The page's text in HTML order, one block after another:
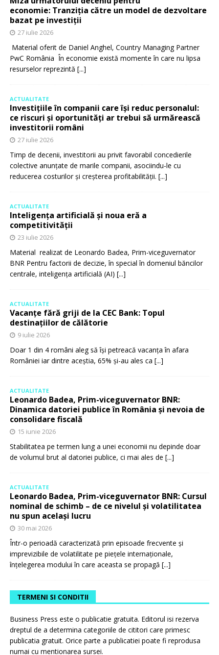
economie: Tranziția către un model de dezvoltare
bazat pe investiții
27 iulie 2026
Material oferit de Daniel Anghel, Country Managing Partner
PwC România În economie există momente în care nu lipsa
resurselor reprezintă [...]
ACTUALITATE
Investițiile în companii care își reduc personalul:
ce riscuri și oportunități ar trebui să urmărească
investitorii români
27 iulie 2026
Timp de decenii, investitorii au privit favorabil concedierile
colective anunțate de marile companii, asociindu-le cu
reducerea costurilor și creșterea profitabilității. [...]
ACTUALITATE
Inteligența artificială și noua eră a
competitivității
23 iulie 2026
Material realizat de Leonardo Badea, Prim-viceguvernator
BNR Pentru factorii de decizie, în special în domeniul băncilor
centrale, inteligența artificială (AI) [...]
ACTUALITATE
Vacanțe fără griji de la CEC Bank: Topul
destinațiilor de călătorie
9 iulie 2026
Doar 1 din 4 români aleg să își petreacă vacanța în afara
României iar dintre aceștia, 65% și-au ales ca [...]
ACTUALITATE
Leonardo Badea, Prim-viceguvernator BNR:
Dinamica datoriei publice în România și nevoia de
consolidare fiscală
15 iunie 2026
Stabilitatea pe termen lung a unei economii nu depinde doar
de volumul brut al datoriei publice, ci mai ales de [...]
ACTUALITATE
Leonardo Badea, Prim-viceguvernator BNR: Cursul
nominal de schimb – de ce nivelul și volatilitatea
nu spun același lucru
30 mai 2026
Într-o perioadă caracterizată prin episoade frecvente și
imprevizibile de volatilitate pe piețele internaționale,
înțelegerea modului în care aceasta se propagă [...]
TERMENI SI CONDITII
Business Press este o publicatie gratuita. Editorul isi rezerva
dreptul de a determina categoriile de cititori care primesc
publicatia gratuit. Orice parte a publicatiei poate fi reprodusa
numai cu mentionarea sursei.